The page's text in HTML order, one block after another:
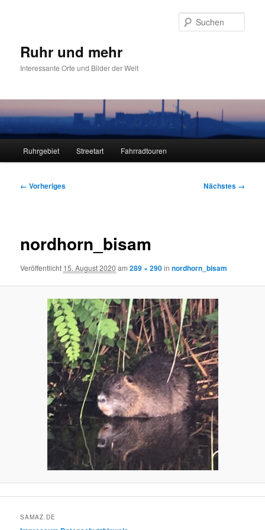
Ruhr und mehr
Interessante Orte und Bilder der Welt
Ruhrgebiet Streetart Fahrradtouren
Bilder-
← Vorheriges Nächstes →
nordhorn_bisam
Veröffentlicht 15. August 2020 am289 × 290innordhorn_bisam
SAMAZ.DE